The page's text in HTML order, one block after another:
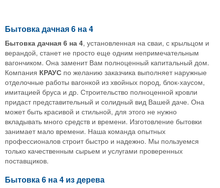
Бытовка дачная 6 на 4
Бытовка дачная 6 на 4, установленная на сваи, с крыльцом и
верандой, станет не просто еще одним непримечательным
вагончиком. Она заменит Вам полноценный капитальный дом.
Компания КРАУС по желанию заказчика выполняет наружные
отделочные работы вагонкой из хвойных пород, блок-хаусом,
имитацией бруса и др. Строительство полноценной кровли
придаст представительный и солидный вид Вашей даче. Она
может быть красивой и стильной, для этого не нужно
вкладывать много средств и времени. Изготовление бытовки
занимает мало времени. Наша команда опытных
профессионалов строит быстро и надежно. Мы пользуемся
только качественным сырьем и услугами проверенных
поставщиков.
Бытовка 6 на 4 из дерева